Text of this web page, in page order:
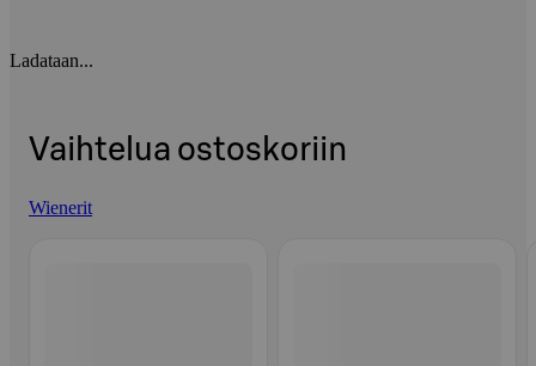
Ladataan...
Vaihtelua ostoskoriin
Wienerit